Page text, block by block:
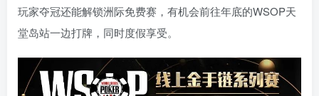
玩家夺冠还能解锁洲际免费赛，有机会前往年底的WSOP天
堂岛站一边打牌，同时度假享受。